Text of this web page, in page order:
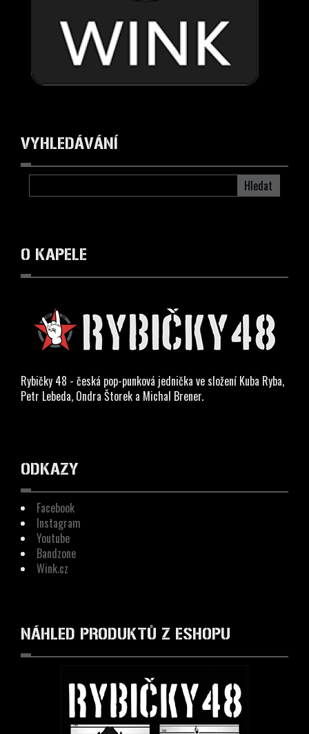
VYHLEDÁVÁNÍ
O KAPELE
Rybičky 48 - česká pop-punková jednička ve složení Kuba Ryba,
Petr Lebeda, Ondra Štorek a Michal Brener.
ODKAZY
Facebook
Instagram
Youtube
Bandzone
Wink.cz
NÁHLED PRODUKTŮ Z ESHOPU